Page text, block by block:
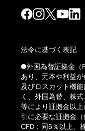
法令に基づく表記
●外国為替証拠金（
あり、元本や利益
及びロスカット機
く、外国為替、株
等により証拠金以
引に必要な証拠金
CFD：同5％以上、